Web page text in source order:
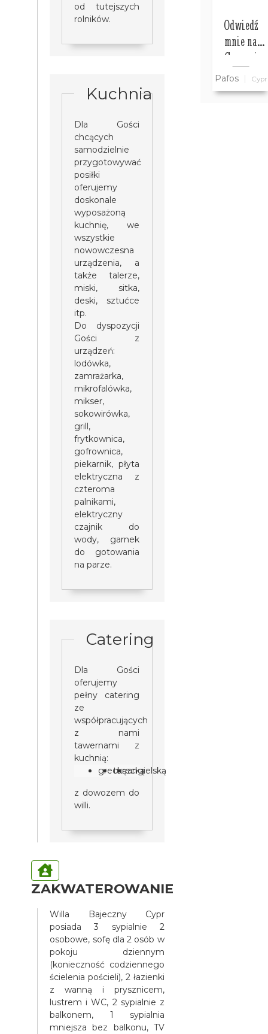
od tutejszych
rolników.
Kuchnia
Dla Gości
chcących
samodzielnie
przygotowywać
posiłki
oferujemy
doskonale
wyposażoną
kuchnię, we
wszystkie
nowowczesna
urządzenia, a
także talerze,
miski, sitka,
deski, sztućce
itp.
Do dyspozycji
Gości z
urządzeń:
lodówka,
zamrażarka,
mikrofalówka,
mikser,
sokowirówka,
grill,
frytkownica,
gofrownica,
piekarnik, płyta
elektryczna z
czteroma
palnikami,
elektryczny
czajnik do
wody, garnek
do gotowania
na parze.
Catering
Dla Gości
oferujemy
pełny catering
ze
współpracujących
z nami
tawernami z
kuchnią:
greckąturecką
angielską
z dowozem do
willi.
ZAKWATEROWANIE
Willa Bajeczny Cypr
posiada 3 sypialnie 2
osobowe, sofę dla 2 osób w
pokoju dziennym
(konieczność codziennego
ścielenia pościeli), 2 łazienki
z wanną i prysznicem,
lustrem i WC, 2 sypialnie z
balkonem, 1 sypialnia
mniejsza bez balkonu, TV
Odwiedź
mnie na
Cyprze i
zwiedź ze
mną cały
Pafos Cypr